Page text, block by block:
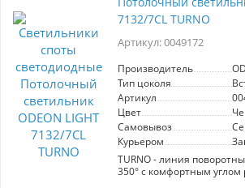
светодиоды SUNUN
переключатель цветовой
корпуса. Линия доступна 3
CRI > 90.
7132/7CL TURNO
Артикул: 0049172
Производитель
Тип цоколя
Артикул
Цвет
Самовывоз
Курьером
TURNO - линия
350° с комфортным углом